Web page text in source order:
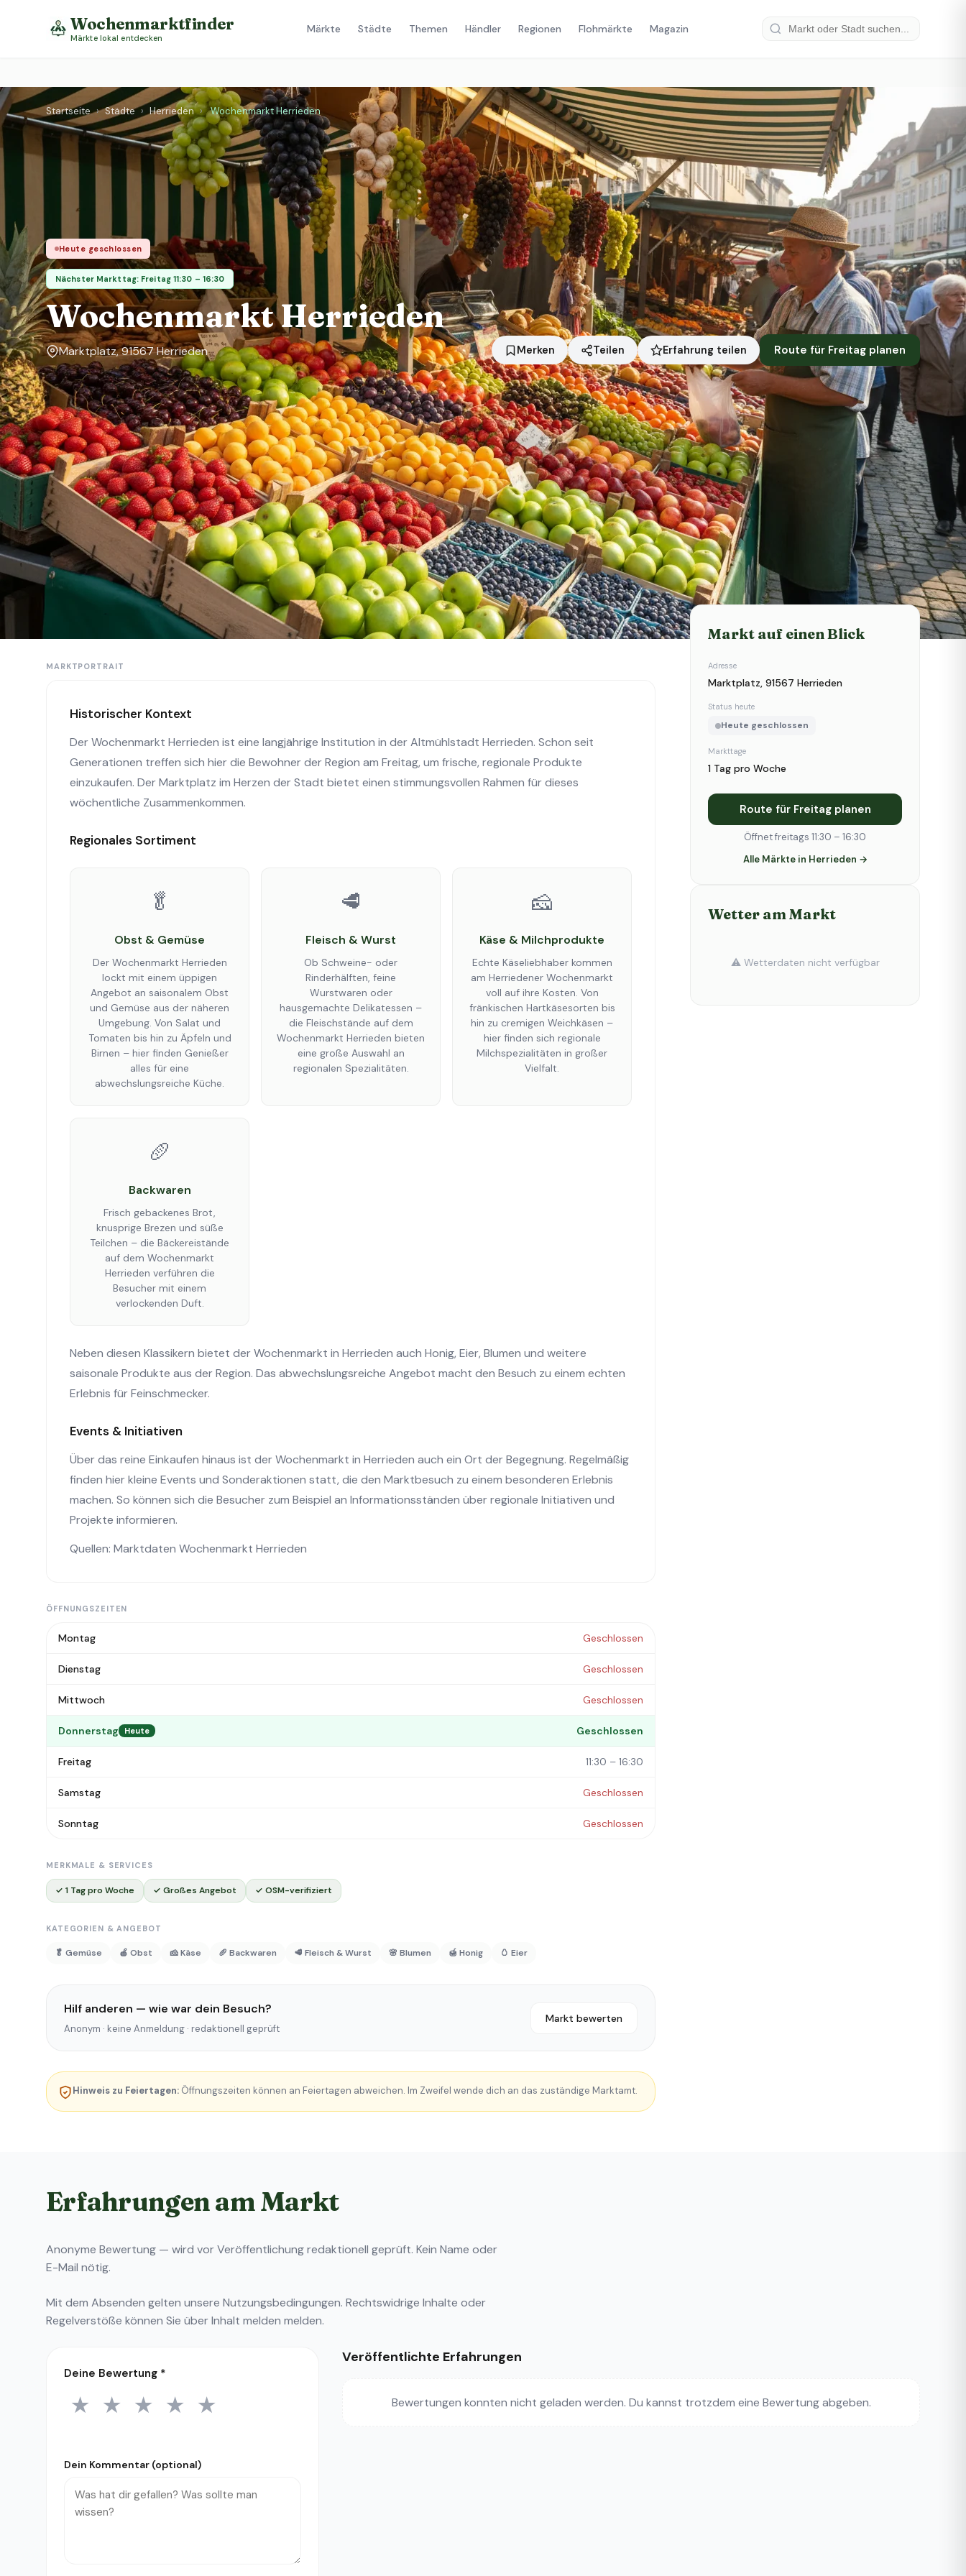
Wochenmarktfinder
Märkte lokal entdecken
Märkte Städte Themen Händler Regionen Flohmärkte Magazin
Startseite › Städte › Herrieden › Wochenmarkt Herrieden
Heute geschlossen
Nächster Markttag: Freitag 11:30 – 16:30
Wochenmarkt Herrieden
Marktplatz, 91567 Herrieden Merken Teilen Erfahrung teilen Route für Freitag planen
Markttage
Freitag
Standort
Herrieden
Status heute
Heute geschlossen
Über den Markt Händler
MARKTPORTRAIT
Historischer Kontext
Der Wochenmarkt Herrieden ist eine langjährige Institution in der Altmühlstadt Herrieden. Schon seit
Generationen treffen sich hier die Bewohner der Region am Freitag, um frische, regionale Produkte
einzukaufen. Der Marktplatz im Herzen der Stadt bietet einen stimmungsvollen Rahmen für dieses
wöchentliche Zusammenkommen.
Regionales Sortiment
🥬
Obst & Gemüse
Der Wochenmarkt Herrieden
lockt mit einem üppigen
Angebot an saisonalem Obst
und Gemüse aus der näheren
Umgebung. Von Salat und
Tomaten bis hin zu Äpfeln und
Birnen – hier finden Genießer
alles für eine
abwechslungsreiche Küche.
🥩
Fleisch & Wurst
Ob Schweine- oder
Rinderhälften, feine
Wurstwaren oder
hausgemachte Delikatessen –
die Fleischstände auf dem
Wochenmarkt Herrieden bieten
eine große Auswahl an
regionalen Spezialitäten.
🧀
Käse & Milchprodukte
Echte Käseliebhaber kommen
am Herriedener Wochenmarkt
voll auf ihre Kosten. Von
fränkischen Hartkäsesorten bis
hin zu cremigen Weichkäsen –
hier finden sich regionale
Milchspezialitäten in großer
Vielfalt.
🥖
Backwaren
Frisch gebackenes Brot,
knusprige Brezen und süße
Teilchen – die Bäckereistände
auf dem Wochenmarkt
Herrieden verführen die
Besucher mit einem
verlockenden Duft.
Neben diesen Klassikern bietet der Wochenmarkt in Herrieden auch Honig, Eier, Blumen und weitere
saisonale Produkte aus der Region. Das abwechslungsreiche Angebot macht den Besuch zu einem echten
Erlebnis für Feinschmecker.
Events & Initiativen
Über das reine Einkaufen hinaus ist der Wochenmarkt in Herrieden auch ein Ort der Begegnung. Regelmäßig
finden hier kleine Events und Sonderaktionen statt, die den Marktbesuch zu einem besonderen Erlebnis
machen. So können sich die Besucher zum Beispiel an Informationsständen über regionale Initiativen und
Projekte informieren.
Quellen: Marktdaten Wochenmarkt Herrieden
ÖFFNUNGSZEITEN
Montag Geschlossen
Dienstag Geschlossen
Mittwoch Geschlossen
Donnerstag Heute Geschlossen
Freitag 11:30 – 16:30
Samstag Geschlossen
Sonntag Geschlossen
MERKMALE & SERVICES
✓ 1 Tag pro Woche ✓ Großes Angebot ✓ OSM-verifiziert
KATEGORIEN & ANGEBOT
🥬 Gemüse 🍎 Obst 🧀 Käse 🥖 Backwaren 🥩 Fleisch & Wurst 🌸 Blumen 🍯 Honig 🥚 Eier
Hilf anderen — wie war dein Besuch?
Anonym · keine Anmeldung · redaktionell geprüft
Markt bewerten
Hinweis zu Feiertagen: Öffnungszeiten können an Feiertagen abweichen. Im Zweifel wende dich an das zuständige Marktamt.
Markt auf einen Blick
Adresse
Marktplatz, 91567 Herrieden
Status heute
Heute geschlossen
Markttage
1 Tag pro Woche
Route für Freitag planen
Öffnet freitags 11:30 – 16:30
Alle Märkte in Herrieden →
Wetter am Markt
⚠️ Wetterdaten nicht verfügbar
Erfahrungen am Markt
Anonyme Bewertung — wird vor Veröffentlichung redaktionell geprüft. Kein Name oder
E-Mail nötig.
Mit dem Absenden gelten unsere Nutzungsbedingungen. Rechtswidrige Inhalte oder
Regelverstöße können Sie überInhalt melden melden.
Deine Bewertung *
1 Stern
★ 2 Sterne
★ 3 Sterne
★ 4 Sterne
★ 5 Sterne
★
Dein Kommentar (optional)
Veröffentlichte Erfahrungen
Bewertungen konnten nicht geladen werden. Du kannst trotzdem eine Bewertung abgeben.